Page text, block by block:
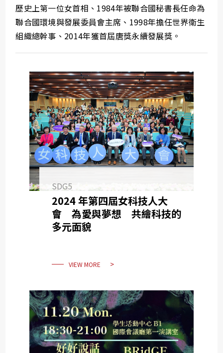
歷史上第一位女首相、1984年被聯合國秘書長任命為
聯合國環境與發展委員會主席、1998年擔任世界衛生
組織總幹事、2014年獲首屆唐獎永續發展獎。
SDG5
2024 年第四屆女科技人大
會 為愛與夢想 共繪科技的
多元面貌
VIEW MORE